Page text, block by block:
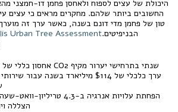
היכולת של עצים לספוח ולאחסן פחמן דו-חמצני
Urban Tree Assessment.הבניפיטים
אחסון כללי של 23.7 מגה-טון של CO2 שנתי בתרחישי יערור מקיף
ערך כלכלי של $114 מיליארד בשנה
הפחתת עלויות אנרגיה ב-4.3
הצללה